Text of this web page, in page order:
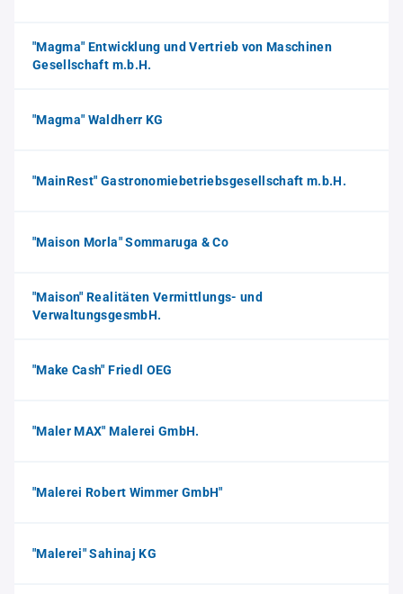
"Magma" Entwicklung und Vertrieb von Maschinen
Gesellschaft m.b.H.
"Magma" Waldherr KG
"MainRest" Gastronomiebetriebsgesellschaft m.b.H.
"Maison Morla" Sommaruga & Co
"Maison" Realitäten Vermittlungs- und
VerwaltungsgesmbH.
"Make Cash" Friedl OEG
"Maler MAX" Malerei GmbH.
"Malerei Robert Wimmer GmbH"
"Malerei" Sahinaj KG